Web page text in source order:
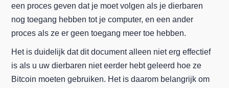
een proces geven dat je moet volgen als je dierbaren
nog toegang hebben tot je computer, en een ander
proces als ze er geen toegang meer toe hebben.
Het is duidelijk dat dit document alleen niet erg effectief
is als u uw dierbaren niet eerder hebt geleerd hoe ze
Bitcoin moeten gebruiken. Het is daarom belangrijk om